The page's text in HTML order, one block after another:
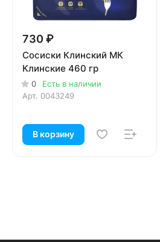
730 ₽
Сосиски Клинский МК
Клинские 460 гр
0
Есть в наличии
Арт. 0043249
В корзину